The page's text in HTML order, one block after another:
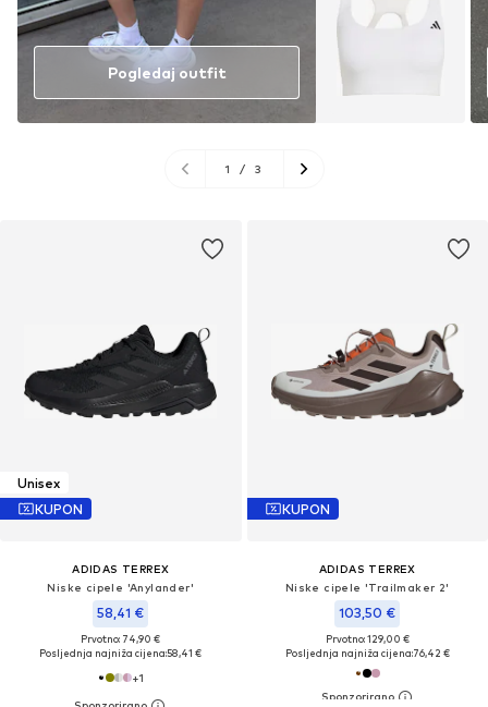
Pogledaj outfit
1 / 3
Unisex
KUPON
ADIDAS TERREX
Niske cipele 'Anylander'
58,41 €
Prvotno: 74,90 €
Posljednja najniža cijena:58,41 €
+1
KUPON
ADIDAS TERREX
Niske cipele 'Trailmaker 2'
103,50 €
Prvotno: 129,00 €
Posljednja najniža cijena:76,42 €